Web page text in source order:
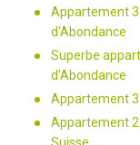
Appartement 3
d'Abondance
Superbe
d'Abondance
Appartement 3
Appartement 2